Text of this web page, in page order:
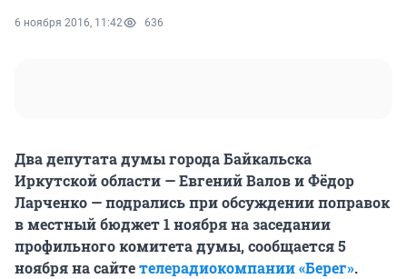
6 ноября 2016, 11:42 636
Два депутата думы города Байкальска
Иркутской области — Евгений Валов и Фёдор
Ларченко — подрались при обсуждении поправок
в местный бюджет 1 ноября на заседании
профильного комитета думы, сообщается 5
ноября на сайтетелерадиокомпании «Берег».